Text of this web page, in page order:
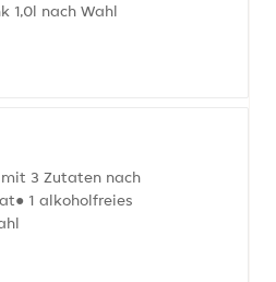
1,0l nach Wahl
3 Zutaten nach
1 alkoholfreies